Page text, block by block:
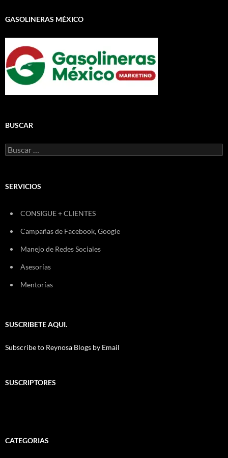
GASOLINERAS MÉXICO
BUSCAR
Buscar:
SERVICIOS
CONSIGUE + CLIENTES
Campañas de Facebook, Google
Manejo de Redes Sociales
Asesorías
Mentorías
SUSCRIBETE AQUI.
Subscribe to Reynosa Blogs by Email
SUSCRIPTORES
CATEGORIAS